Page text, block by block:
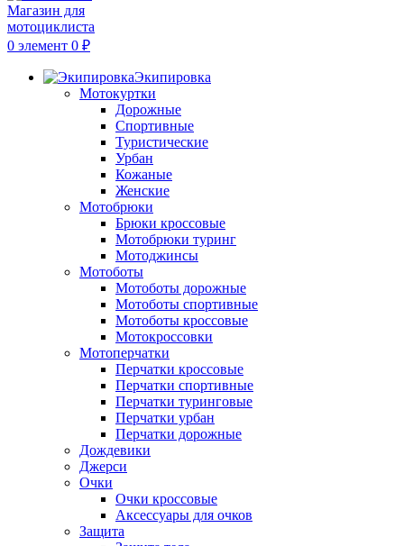
0 элемент 0 ₽
Экипировка
Мотокуртки
Дорожные
Спортивные
Туристические
Урбан
Кожаные
Женские
Мотобрюки
Брюки кроссовые
Мотобрюки туринг
Мотоджинсы
Мотоботы
Мотоботы дорожные
Мотоботы спортивные
Мотоботы кроссовые
Мотокроссовки
Мотоперчатки
Перчатки кроссовые
Перчатки спортивные
Перчатки туринговые
Перчатки урбан
Перчатки дорожные
Дождевики
Джерси
Очки
Очки кроссовые
Аксессуары для очков
Защита